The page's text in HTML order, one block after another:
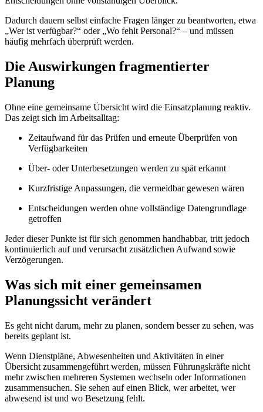
Dadurch dauern selbst einfache Fragen länger zu beantworten, etwa
„Wer ist verfügbar?“ oder „Wo fehlt Personal?“ – und müssen
häufig mehrfach überprüft werden.
Die Auswirkungen fragmentierter
Planung
Ohne eine gemeinsame Übersicht wird die Einsatzplanung reaktiv.
Das zeigt sich im Arbeitsalltag:
Zeitaufwand für das Prüfen und erneute Überprüfen von
Verfügbarkeiten
Über- oder Unterbesetzungen werden zu spät erkannt
Kurzfristige Anpassungen, die vermeidbar gewesen wären
Entscheidungen werden ohne vollständige Datengrundlage
getroffen
Jeder dieser Punkte ist für sich genommen handhabbar, tritt jedoch
kontinuierlich auf und verursacht zusätzlichen Aufwand sowie
Verzögerungen.
Was sich mit einer gemeinsamen
Planungssicht verändert
Es geht nicht darum, mehr zu planen, sondern besser zu sehen, was
bereits geplant ist.
Wenn Dienstpläne, Abwesenheiten und Aktivitäten in einer
Übersicht zusammengeführt werden, müssen Führungskräfte nicht
mehr zwischen mehreren Systemen wechseln oder Informationen
zusammensuchen. Sie sehen auf einen Blick, wer arbeitet, wer
abwesend ist und wo Besetzung fehlt.